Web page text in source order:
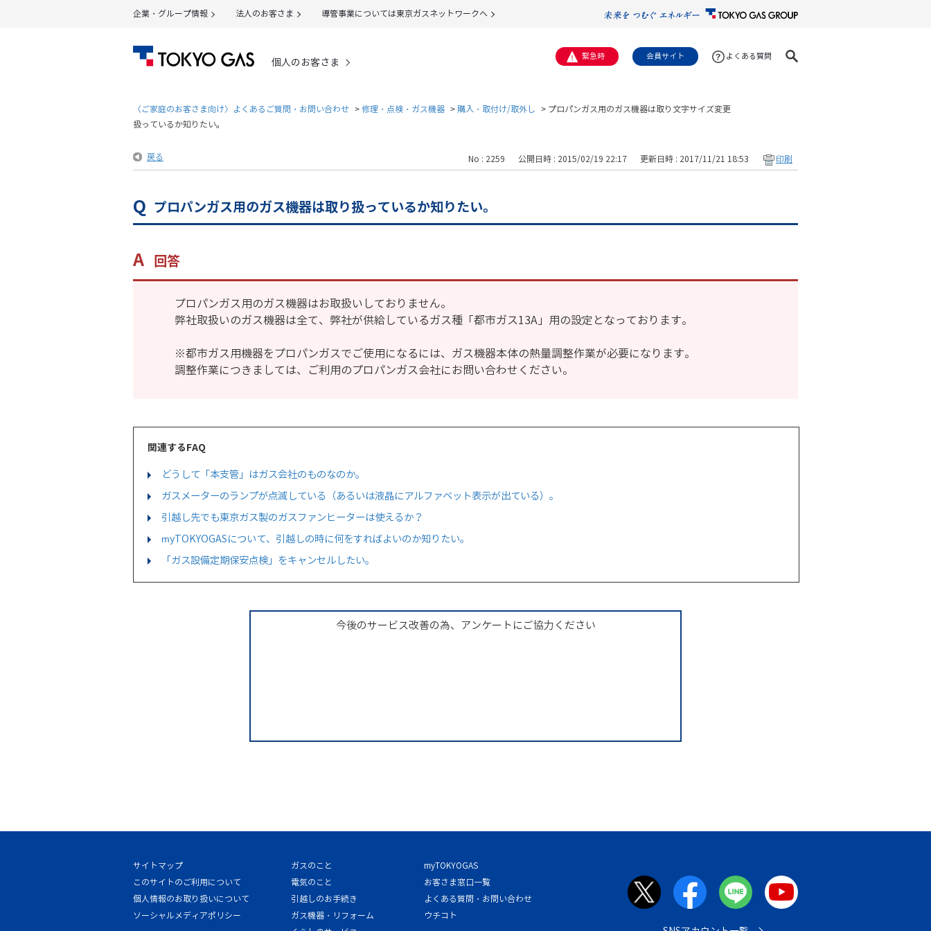
企業・グループ情報 法人のお客さま 導管事業については東京ガスネットワークへ
個人のお客さま 緊急時 会員サイト よくある質問
文字サイズ変更
〈ご家庭のお客さま向け〉よくあるご質問・お問い合わせ >修理・点検・ガス機器 > 購入・取付け/取外し > プロパンガス用のガス機器は取り
扱っているか知りたい。
戻る No : 2259 公開日時 : 2015/02/19 22:17 更新日時 : 2017/11/21 18:53 印刷
プロパンガス用のガス機器は取り扱っているか知りたい。
回答
プロパンガス用のガス機器はお取扱いしておりません。
弊社取扱いのガス機器は全て、弊社が供給しているガス種「都市ガス13A」用の設定となっております。
※都市ガス用機器をプロパンガスでご使用になるには、ガス機器本体の熱量調整作業が必要になります。
調整作業につきましては、ご利用のプロパンガス会社にお問い合わせください。
関連するFAQ
どうして「本支管」はガス会社のものなのか。
ガスメーターのランプが点滅している（あるいは液晶にアルファベット表示が出ている）。
引越し先でも東京ガス製のガスファンヒーターは使えるか？
myTOKYOGASについて、引越しの時に何をすればよいのか知りたい。
「ガス設備定期保安点検」をキャンセルしたい。
今後のサービス改善の為、アンケートにご協力ください
サイトマップ
このサイトのご利用について
個人情報のお取り扱いについて
ソーシャルメディアポリシー
ガスのこと
電気のこと
引越しのお手続き
ガス機器・リフォーム
myTOKYOGAS
お客さま窓口一覧
よくある質問・お問い合わせ
ウチコト